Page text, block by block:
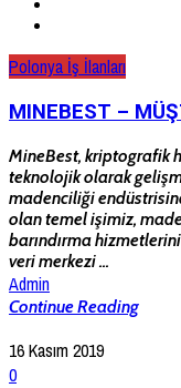
Polonya İş İlanları
MINEBEST –
MineBest, kriptografik
teknolojik olarak
madenciliği
olan temel işimiz,
barındırma
veri merkezi ...
Admin
Continue Reading
16 Kasım 2019
0